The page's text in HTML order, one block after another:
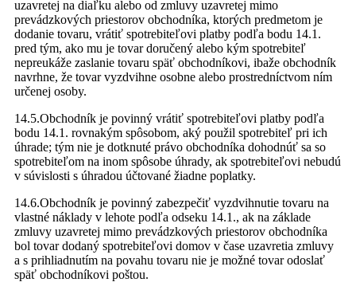
uzavretej na diaľku alebo od zmluvy uzavretej mimo
prevádzkových priestorov obchodníka, ktorých predmetom je
dodanie tovaru, vrátiť spotrebiteľovi platby podľa bodu 14.1.
pred tým, ako mu je tovar doručený alebo kým spotrebiteľ
nepreukáže zaslanie tovaru späť obchodníkovi, ibaže obchodník
navrhne, že tovar vyzdvihne osobne alebo prostredníctvom ním
určenej osoby.
14.5.Obchodník je povinný vrátiť spotrebiteľovi platby podľa
bodu 14.1. rovnakým spôsobom, aký použil spotrebiteľ pri ich
úhrade; tým nie je dotknuté právo obchodníka dohodnúť sa so
spotrebiteľom na inom spôsobe úhrady, ak spotrebiteľovi nebudú
v súvislosti s úhradou účtované žiadne poplatky.
14.6.Obchodník je povinný zabezpečiť vyzdvihnutie tovaru na
vlastné náklady v lehote podľa odseku 14.1., ak na základe
zmluvy uzavretej mimo prevádzkových priestorov obchodníka
bol tovar dodaný spotrebiteľovi domov v čase uzavretia zmluvy
a s prihliadnutím na povahu tovaru nie je možné tovar odoslať
späť obchodníkovi poštou.